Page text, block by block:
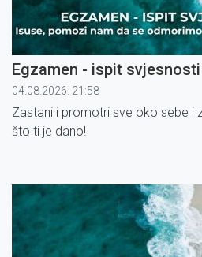
Egzamen - ispit
04.08.2026. 21:58
Zastani i promotri sve oko sebe i
što ti je dano!